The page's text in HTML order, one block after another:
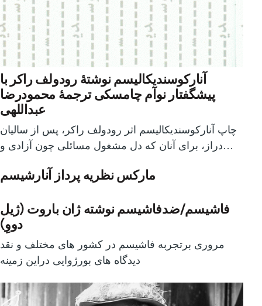
آنارکوسندیکالیسم نوشتۀ رودولف راکر با
پیشگفتار نوآم چامسکی ترجمۀ محمودرضا
عبداللهی
چاپ آنارکوسندیکالیسم اثر رودولف راکر، پس از سالیان
دراز، برای آنان که دل مشغول مسائلی چون آزادی و…
مارکس نظریه پرداز آنارشیسم
فاشیسم/ضدفاشیسم نوشته ژان باروت (ژیل
دووِ)
مروری برتجربه فاشیسم در کشور های مختلف و نقد
دیدگاه های بورژوایی دراین زمینه